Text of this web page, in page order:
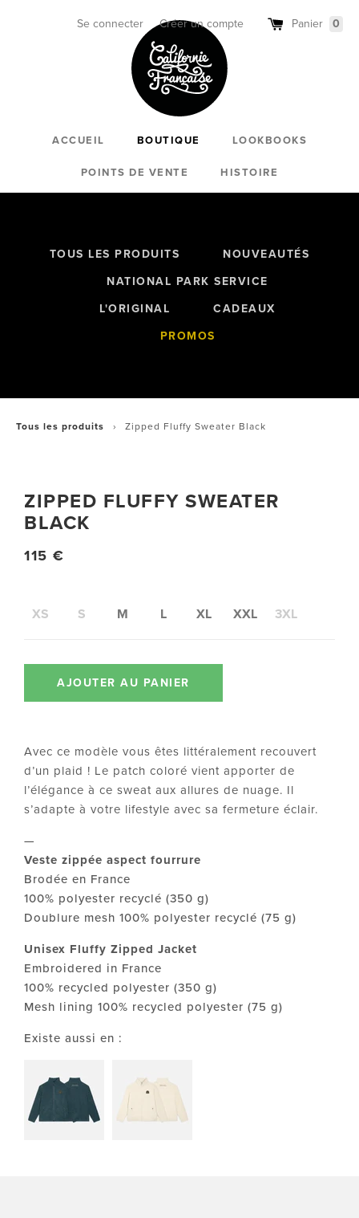
ACCUEIL BOUTIQUE LOOKBOOKS
POINTS DE VENTE HISTOIRE
Se connecter Créer un compte Panier 0
TOUS LES PRODUITS
NOUVEAUTÉS
NATIONAL PARK SERVICE
L'ORIGINAL
CADEAUX
PROMOS
Tous les produits Zipped Fluffy Sweater Black
ZIPPED FLUFFY SWEATER
BLACK
115 €
XS S M L XL XXL 3XL
AJOUTER AU PANIER
Avec ce modèle vous êtes littéralement recouvert
d’un plaid ! Le patch coloré vient apporter de
l’élégance à ce sweat aux allures de nuage. Il
s’adapte à votre lifestyle avec sa fermeture éclair.
—
Veste zippée aspect fourrure
Brodée en France
100% polyester recyclé (350 g)
Doublure mesh 100% polyester recyclé (75 g)
Unisex Fluffy Zipped Jacket
Embroidered in France
100% recycled polyester (350 g)
Mesh lining 100% recycled polyester (75 g)
Existe aussi en :